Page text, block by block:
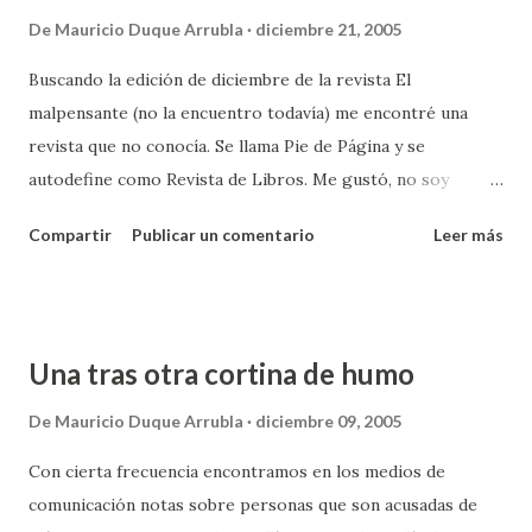
cuando en mis planes estaba montar una tienda de café
en preparación de café, el espresso es la expresión máxima
de los sabores de este fruto y requiere un proceso
cuidadoso de preparación y escogencia de la materia prima
con el fin de lograr un sabor exquisito en la taza. Este
De Mauricio Duque Arrubla diciembre 21, 2005
Buscando la edición de diciembre de la revista El
malpensante (no la encuentro todavía) me encontré una
revista que no conocía. Se llama Pie de Página y se
autodefine como Revista de Libros. Me gustó, no soy
tomando el vicio de la lectura desaforada aunque es
me encontré por ahí mientras buscaba la otra, hay un
artículo sobre los Blogs. Es la primera aproximación
había buscado algo de ese estilo. Diferentes blogeros se
atreven a opinar sobre lo que para ellos es y no es un blog.
Compartir Publicar un comentario Leer más
Una tras otra cortina de humo
De Mauricio Duque Arrubla diciembre 09, 2005
Con cierta frecuencia encontramos en los medios de
comunicación notas sobre personas que son acusadas de